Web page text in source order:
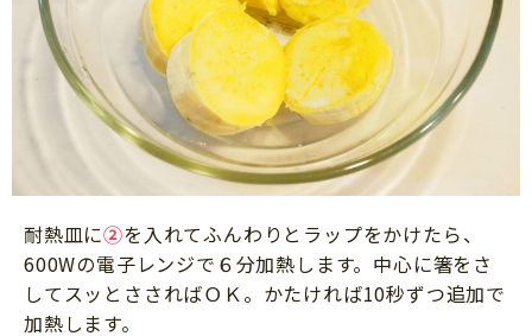
耐熱皿に②を入れてふんわりとラップをかけたら、
600Wの電子レンジで６分加熱します。中心に箸をさ
してスッとささればＯＫ。かたければ10秒ずつ追加で
加熱します。